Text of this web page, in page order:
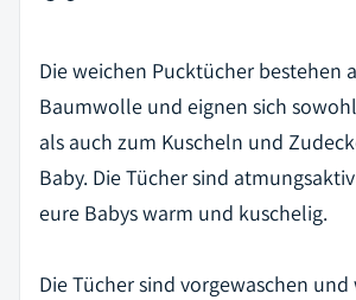
Die weichen Pucktücher bestehen
Baumwolle und eignen sich
als auch zum Kuscheln und
Baby. Die Tücher sind
eure Babys warm und kuschelig.
Die Tücher sind vorgewaschen